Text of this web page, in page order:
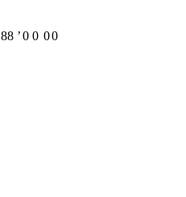
88 ʼ0 0 00